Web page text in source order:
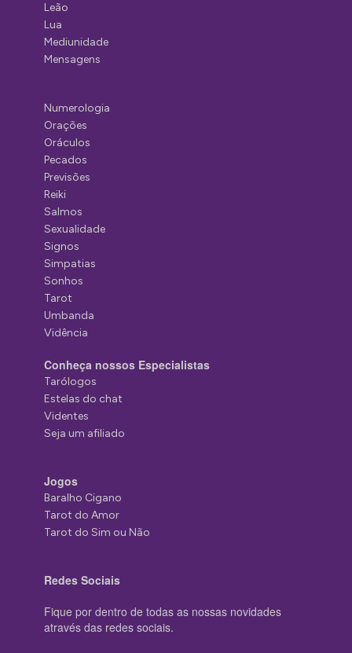
Leão
Lua
Mediunidade
Mensagens
Numerologia
Orações
Oráculos
Pecados
Previsões
Reiki
Salmos
Sexualidade
Signos
Simpatias
Sonhos
Tarot
Umbanda
Vidência
Conheça nossos Especialistas
Tarólogos
Estelas do chat
Videntes
Seja um afiliado
Jogos
Baralho Cigano
Tarot do Amor
Tarot do Sim ou Não
Redes Sociais
Fique por dentro de todas as nossas novidades
através das redes sociais.